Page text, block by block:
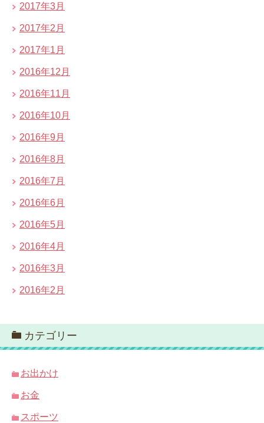
2017年3月
2017年2月
2017年1月
2016年12月
2016年11月
2016年10月
2016年9月
2016年8月
2016年7月
2016年6月
2016年5月
2016年4月
2016年3月
2016年2月
カテゴリー
お出かけ
お金
スポーツ